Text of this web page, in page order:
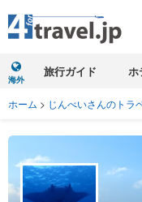
海外
旅行ガイド ホ
ホーム > じんべいさんのトラ